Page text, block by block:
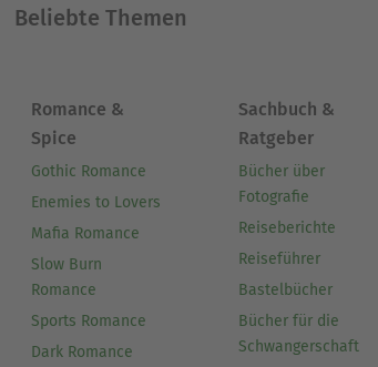
Beliebte Themen
Romance &
Spice
Gothic Romance
Enemies to Lovers
Mafia Romance
Slow Burn
Romance
Sports Romance
Dark Romance
Sachbuch &
Ratgeber
Bücher über
Fotografie
Reiseberichte
Reiseführer
Bastelbücher
Bücher für die
Schwangerschaft